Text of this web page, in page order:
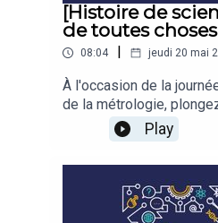
[Histoire de
de toutes choses
08:04 jeudi 20 mai
À l'occasion de la
de la métrologie,
mesure !
Play